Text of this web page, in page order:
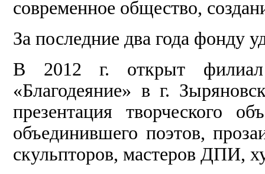
современное общество,
За последние два года фонду
В 2012 г. открыт
«Благодеяние» в г.
презентация творческого
объединившего поэтов,
скульпторов, мастеров ДПИ,